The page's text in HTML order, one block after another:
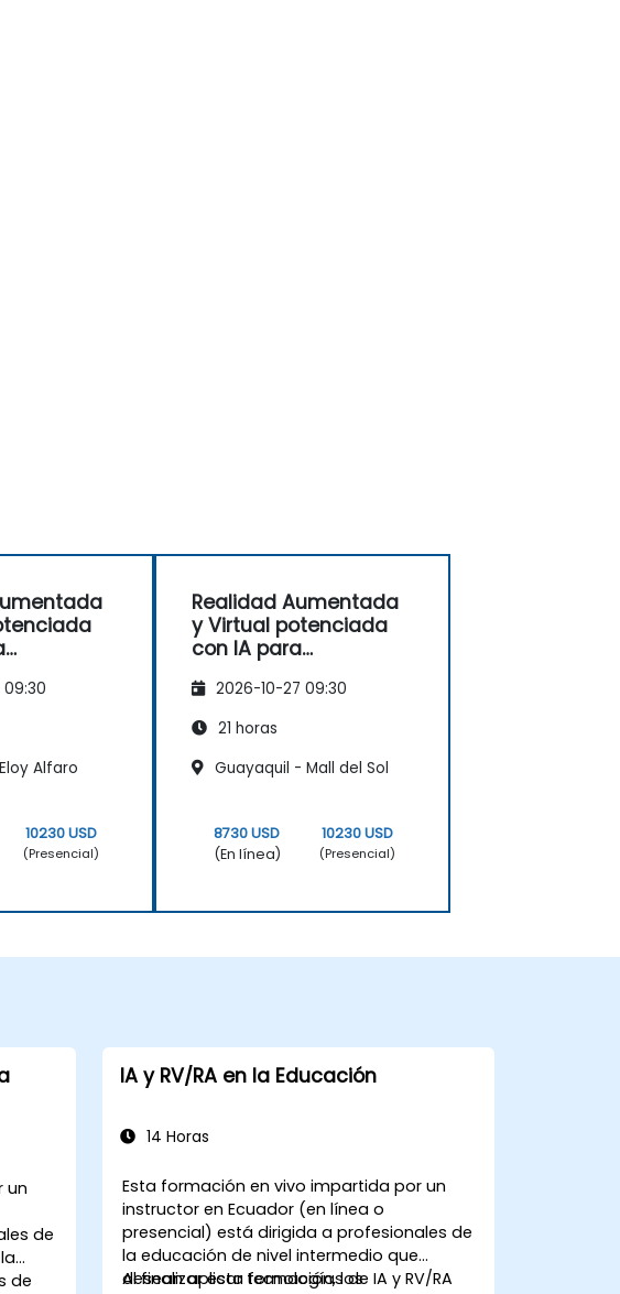
09:30
Alfaro
10230 USD
(Presencial)
Realidad Aumentada
y Virtual potenciada
con IA para
industriales
2026-10-27 09:30
21 horas
Guayaquil - Mall del Sol
8730 USD
(En línea)
10230 USD
(Presencial)
un
de
de
IA y RV/RA en la Educación
14 Horas
Esta formación en vivo impartida por un
instructor en Ecuador (en línea o
presencial) está dirigida a profesionales de
la educación de nivel intermedio que
desean aplicar tecnologías de IA y RV/RA
Al finalizar esta formación, los